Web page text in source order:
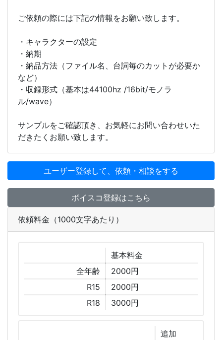
ご依頼の際には下記の情報をお願い致します。
・キャラクターの設定
・納期
・納品方法（ファイル名、台詞毎のカットが必要か
など）
・収録形式（基本は44100hz /16bit/モノラ
ル/wave）
サンプルをご確認頂き、お気軽にお問い合わせいた
だきたくお願い致します。
ユーザー登録して、依頼・相談をする
ボイスコ登録はこちら
依頼料金（1000文字あたり）
基本料金
全年齢
2000円
R15
2000円
R18
3000円
追加